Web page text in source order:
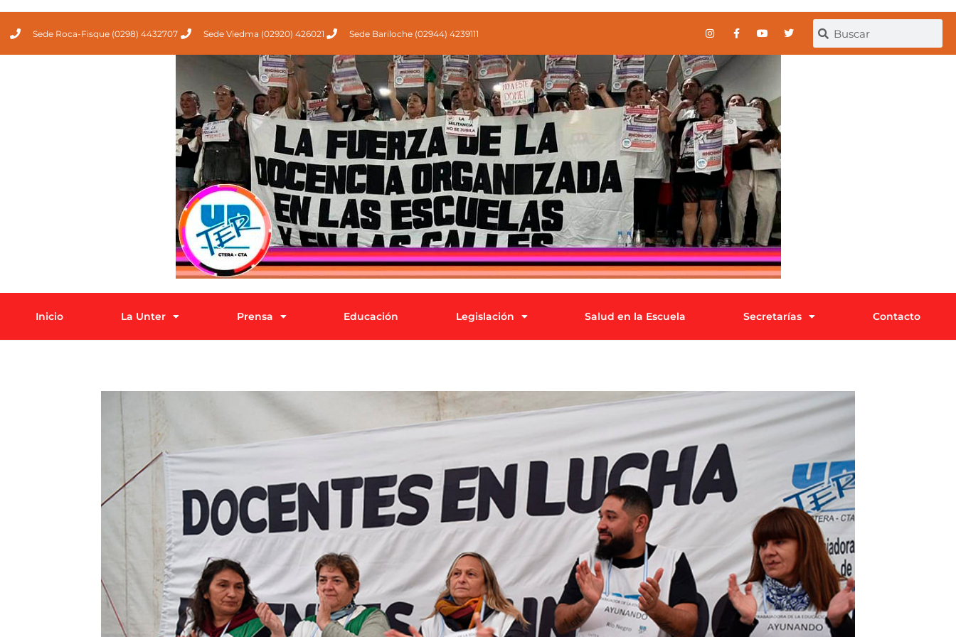
Sede Roca-Fisque (0298) 4432707 Sede Viedma (02920) 426021 Sede Bariloche (02944) 4239111
Inicio La Unter Prensa Educación Legislación Salud en la Escuela Secretarías Contacto